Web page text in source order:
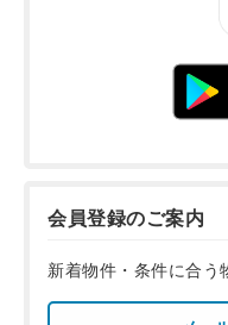
会員登録のご案内
新着物件・条件に合う